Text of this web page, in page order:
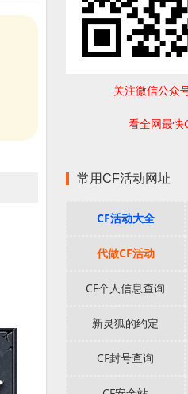
关注微信公众
看全网最快
常用CF活动网址
CF活动大全
代做CF活动
CF个人信息查询
新灵狐的约定
CF封号查询